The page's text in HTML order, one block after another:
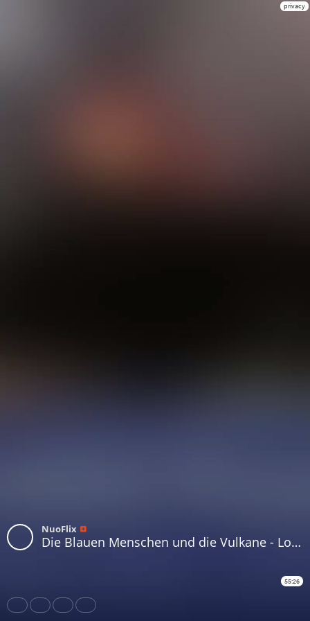
privacy
NuoFlix
Die Blauen Menschen und die Vulkane - Lorena Kuyay
55:26
Share Like